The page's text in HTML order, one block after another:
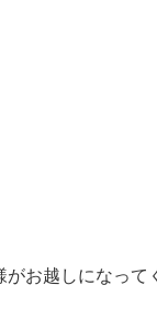
がお越しになって